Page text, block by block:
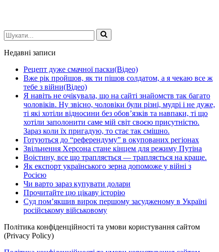
Шукати...
Недавні записи
Рецепт дуже смачної паски(Відео)
Вже рік пройшов, як ти пішов солдатом, а я чекаю все ж
тебе з війни(Відео)
Я навіть не очікувала, що на сайті знайомств так багато
чоловіків. Ну звісно, чоловіки були різні, мудрі і не дуже,
ті які хотіли відносини без обов’язків та навпаки, ті що
хотіли заполонити саме мій світ своєю присутністю.
Зараз коли їх пригадую, то стає так смішно.
Готуються до “референдуму” в окупованих регіонах
Звільнення Херсона стане кінцем для режиму Путіна
Воістину, все що трапляється — трапляється на краще.
Як експорт українського зерна допоможе у війні з
Росією
Чи варто зараз купувати долари
Прочитайте цю цікаву історію
Суд пом’якшив вирок першому засудженому в Україні
російському військовому
Політика конфіденційності та умови користування сайтом
(Privacy Policy)